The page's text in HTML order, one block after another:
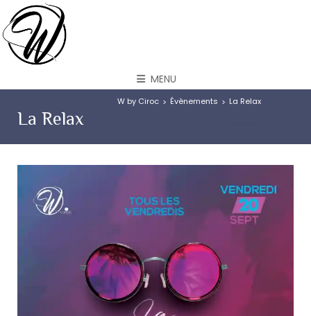
MENU
La Relax
W by Ciroc > Évènements > La Relax